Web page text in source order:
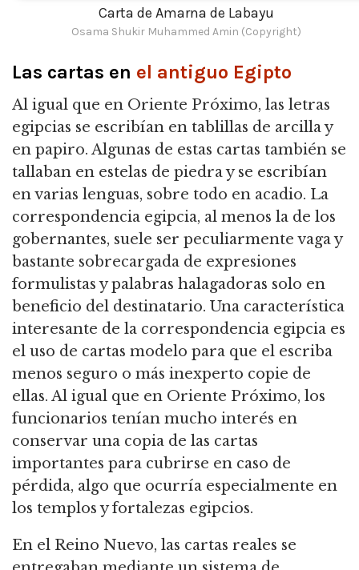
Carta de Amarna de Labayu
Osama Shukir Muhammed Amin (Copyright)
Las cartas en el antiguo Egipto
Al igual que en Oriente Próximo, las letras
egipcias se escribían en tablillas de arcilla y
en papiro. Algunas de estas cartas también se
tallaban en estelas de piedra y se escribían
en varias lenguas, sobre todo en acadio. La
correspondencia egipcia, al menos la de los
gobernantes, suele ser peculiarmente vaga y
bastante sobrecargada de expresiones
formulistas y palabras halagadoras solo en
beneficio del destinatario. Una característica
interesante de la correspondencia egipcia es
el uso de cartas modelo para que el escriba
menos seguro o más inexperto copie de
ellas. Al igual que en Oriente Próximo, los
funcionarios tenían mucho interés en
conservar una copia de las cartas
importantes para cubrirse en caso de
pérdida, algo que ocurría especialmente en
los templos y fortalezas egipcios.
En el Reino Nuevo, las cartas reales se